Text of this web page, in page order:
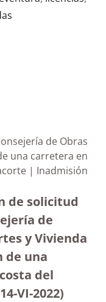
de Obras
una carretera en
| Inadmisión
de solicitud
de
y Vivienda
de una
del
VI-2022)